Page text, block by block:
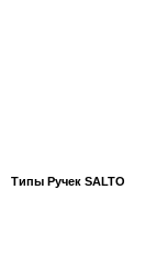
Типы Ручек SALTO